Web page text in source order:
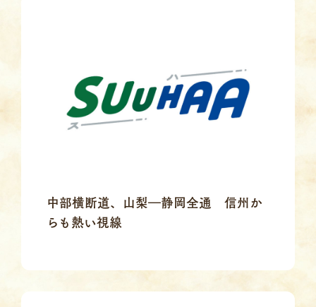
中部横断道、山梨―静岡全通 信州か
らも熱い視線